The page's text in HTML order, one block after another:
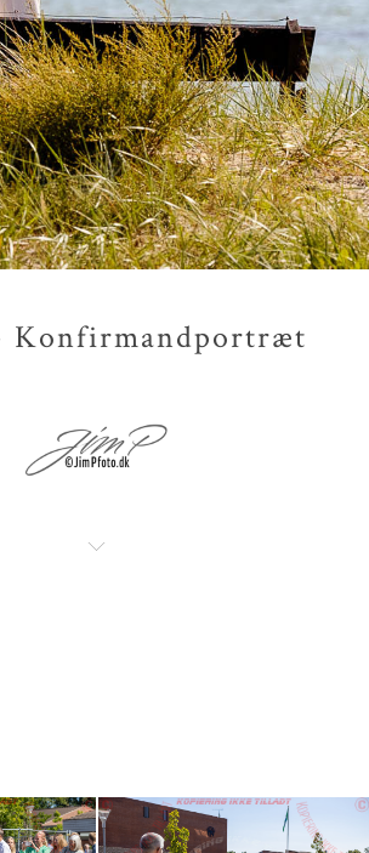
Konfirmandportræt